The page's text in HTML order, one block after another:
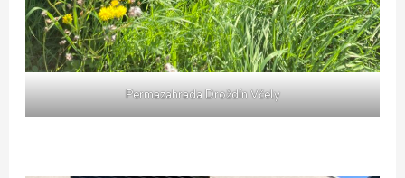
Permazahrada Droždín Včely